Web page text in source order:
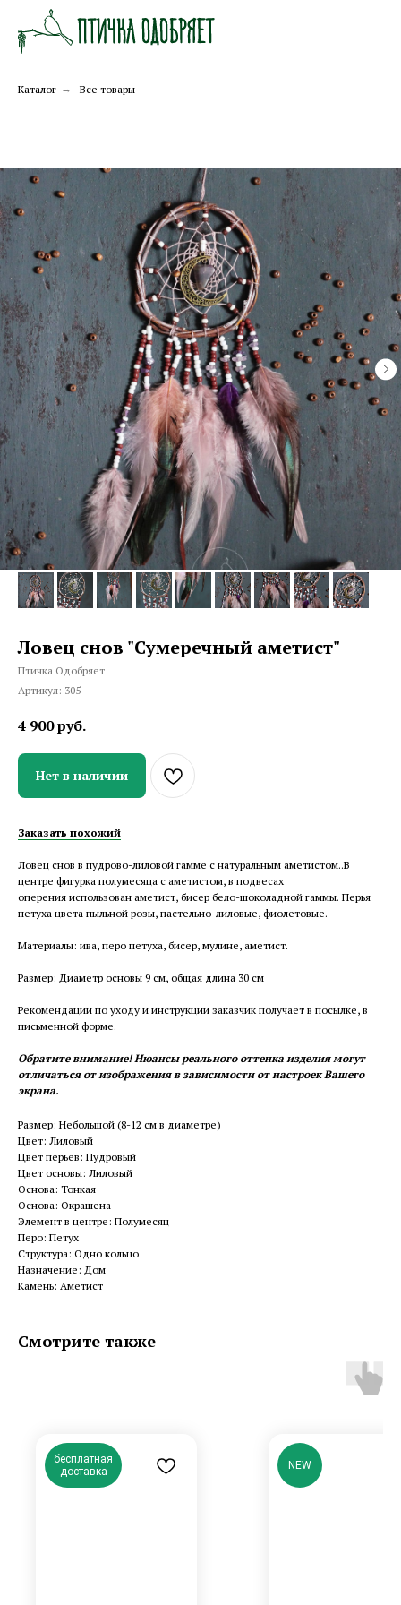
Каталог → Все товары
Ловец снов "Сумеречный аметист"
Птичка Одобряет
Артикул: 305
4 900руб.
Нет в наличии
Заказать похожий
Ловец снов в пудрово-лиловой гамме с натуральным аметистом..В
центре фигурка полумесяца с аметистом, в подвесах
оперения использован аметист, бисер бело-шоколадной гаммы. Перья
петуха цвета пыльной розы, пастельно-лиловые, фиолетовые.
Материалы: ива, перо петуха, бисер, мулине, аметист.
Размер: Диаметр основы 9 см, общая длина 30 см
Рекомендации по уходу и инструкции заказчик получает в посылке, в
письменной форме.
Обратите внимание! Нюансы реального оттенка изделия могут
отличаться от изображения в зависимости от настроек Вашего
экрана.
Размер: Небольшой (8-12 см в диаметре)
Цвет: Лиловый
Цвет перьев: Пудровый
Цвет основы: Лиловый
Основа: Тонкая
Основа: Окрашена
Элемент в центре: Полумесяц
Перо: Петух
Структура: Одно кольцо
Назначение: Дом
Камень: Аметист
Смотрите также
бесплатная
доставка
NEW